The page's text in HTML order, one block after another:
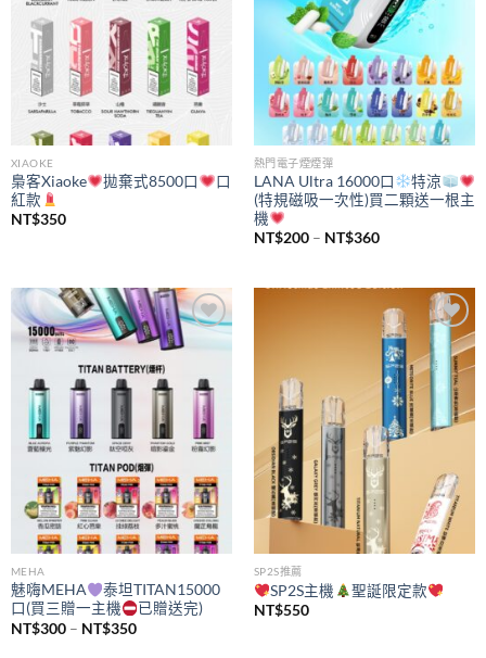
XIAOKE
梟客Xiaoke 拋棄式8500口
口
紅款
NT$350
熱門電子煙煙彈
LANA Ultra 16000口
特涼
(特規磁吸一次性)買二顆送一根主
機
NT$200 – NT$360價
NT$200
到
NT$360
Add to
MEHA
魅嗨MEHA
泰坦TITAN15000
口(買三贈一主機
已贈送完)
NT$300 – NT$350價
Add to
wishlist
SP2S推薦
SP2S主機
聖誕限定款
NT$550